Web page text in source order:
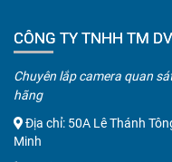
CÔNG TY TNHH TM
Chuyên lắp camera quan
hãng
Địa chỉ: 50A Lê Thánh
Minh